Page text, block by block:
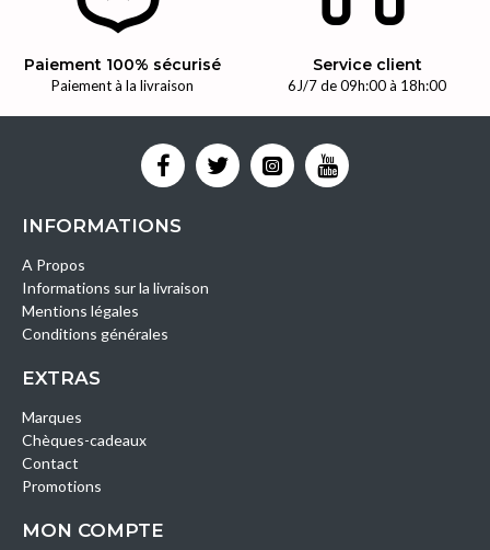
Paiement 100% sécurisé
Paiement à la livraison
Service client
6J/7 de 09h:00 à 18h:00
INFORMATIONS
A Propos
Informations sur la livraison
Mentions légales
Conditions générales
EXTRAS
Marques
Chèques-cadeaux
Contact
Promotions
MON COMPTE